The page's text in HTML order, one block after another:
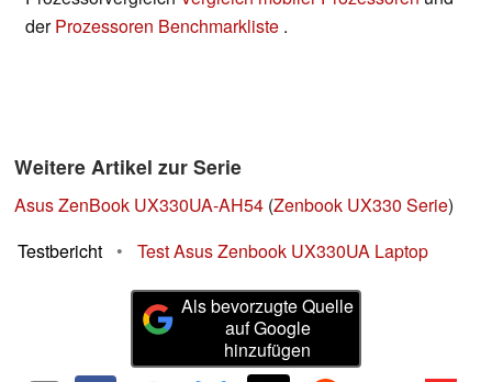
derProzessoren Benchmarkliste .
Weitere Artikel zur Serie
Asus ZenBook UX330UA-AH54 (Zenbook UX330 Serie)
Testbericht
• Test Asus Zenbook UX330UA Laptop
Als bevorzugte Quelle
auf Google
hinzufügen